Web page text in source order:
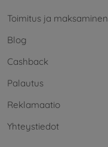
Toimitus ja maksaminen
Blog
Cashback
Palautus
Reklamaatio
Yhteystiedot